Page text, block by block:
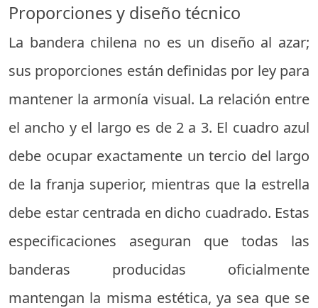
Proporciones y diseño técnico
La bandera chilena no es un diseño al azar;
sus proporciones están definidas por ley para
mantener la armonía visual. La relación entre
el ancho y el largo es de 2 a 3. El cuadro azul
debe ocupar exactamente un tercio del largo
de la franja superior, mientras que la estrella
debe estar centrada en dicho cuadrado. Estas
especificaciones aseguran que todas las
banderas producidas oficialmente
mantengan la misma estética, ya sea que se